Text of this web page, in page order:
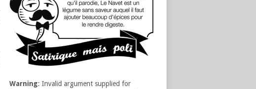
Warning: Invalid argument supplied for